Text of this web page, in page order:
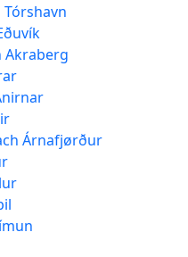
Akraberg
Árnafjørður